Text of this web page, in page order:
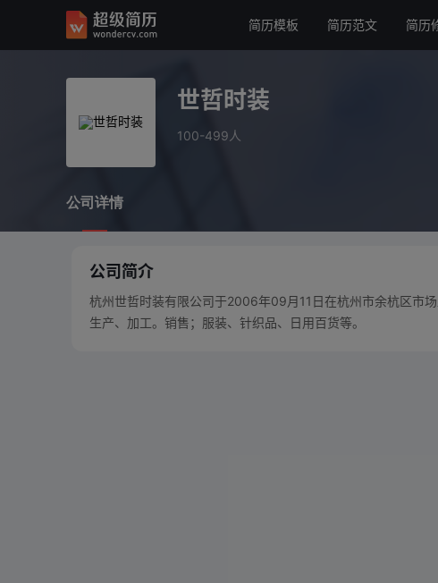
简历模板 简历范文 简历
世哲时装
世哲时装
100-499人
公司详情
公司简介
杭州世哲时装有限公司于2006年09月11日在杭州市余杭区市
生产、加工。销售；服装、针织品、日用百货等。